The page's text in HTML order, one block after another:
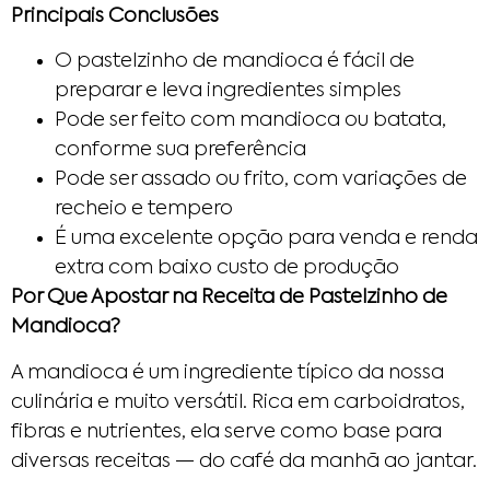
Principais Conclusões
O pastelzinho de mandioca é fácil de
preparar e leva ingredientes simples
Pode ser feito com mandioca ou batata,
conforme sua preferência
Pode ser assado ou frito, com variações de
recheio e tempero
É uma excelente opção para venda e renda
extra com baixo custo de produção
Por Que Apostar na Receita de Pastelzinho de
Mandioca?
A mandioca é um ingrediente típico da nossa
culinária e muito versátil. Rica em carboidratos,
fibras e nutrientes, ela serve como base para
diversas receitas — do café da manhã ao jantar.